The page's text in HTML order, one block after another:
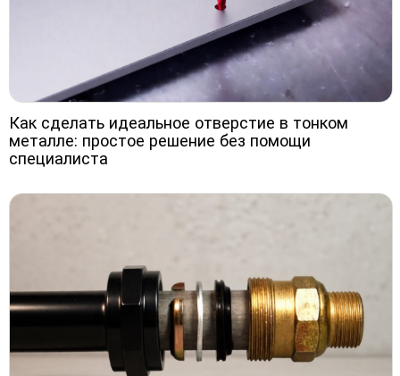
Как сделать идеальное отверстие в тонком
металле: простое решение без помощи
специалиста